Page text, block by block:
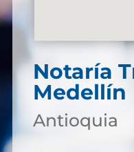
Notaría
Medellín
Antioquia